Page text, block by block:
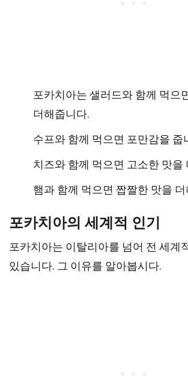
포카치아는 샐러드와 함께 먹으
더해줍니다.
수프와 함께 먹으면 포만감을 줍
치즈와 함께 먹으면 고소한 맛을
햄과 함께 먹으면 짭짤한 맛을
포카치아의 세계적 인기
포카치아는 이탈리아를 넘어 전 세계
있습니다. 그 이유를 알아봅시다.